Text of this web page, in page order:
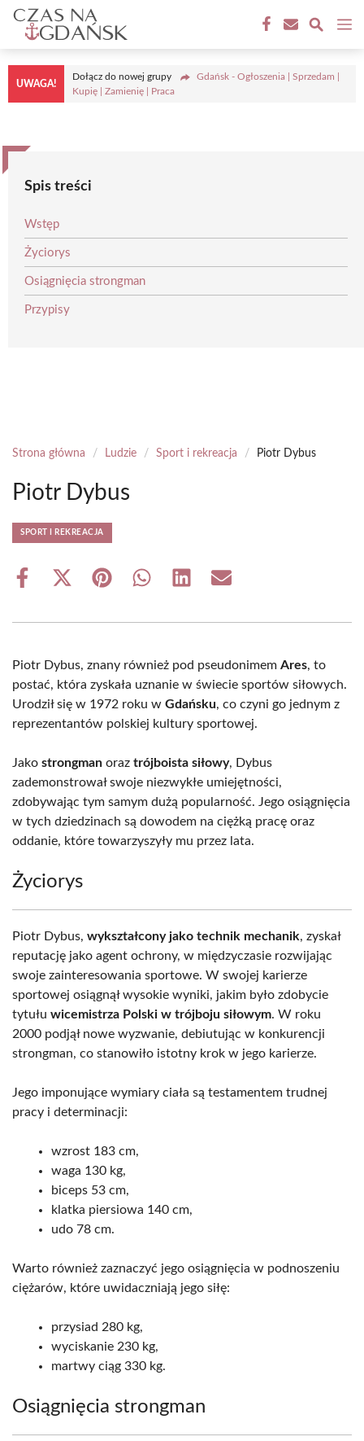
Przejdź
treści
UWAGA!
Dołącz do nowej grupy
Gdańsk - Ogłoszenia | Sprzedam |
Kupię | Zamienię | Praca
Spis treści
Wstęp
Życiorys
Osiągnięcia strongman
Przypisy
Strona główna / Ludzie / Sport i rekreacja / Piotr Dybus
Piotr Dybus
SPORT I REKREACJA
Share
Share
(Twitter)
Share Share Share Share
Piotr Dybus, znany również pod pseudonimem Ares, to
postać, która zyskała uznanie w świecie sportów siłowych.
Urodził się w 1972 roku w Gdańsku, co czyni go jednym z
reprezentantów polskiej kultury sportowej.
Jako strongman oraz trójboista siłowy, Dybus
zademonstrował swoje niezwykłe umiejętności,
zdobywając tym samym dużą popularność. Jego osiągnięcia
w tych dziedzinach są dowodem na ciężką pracę oraz
oddanie, które towarzyszyły mu przez lata.
Życiorys
Piotr Dybus, wykształcony jako technik mechanik, zyskał
reputację jako agent ochrony, w międzyczasie rozwijając
swoje zainteresowania sportowe. W swojej karierze
sportowej osiągnął wysokie wyniki, jakim było zdobycie
tytułu wicemistrza Polski w trójboju siłowym. W roku
2000 podjął nowe wyzwanie, debiutując w konkurencji
strongman, co stanowiło istotny krok w jego karierze.
Jego imponujące wymiary ciała są testamentem trudnej
pracy i determinacji:
wzrost 183 cm,
waga 130 kg,
biceps 53 cm,
klatka piersiowa 140 cm,
udo 78 cm.
Warto również zaznaczyć jego osiągnięcia w podnoszeniu
ciężarów, które uwidaczniają jego siłę:
przysiad 280 kg,
wyciskanie 230 kg,
martwy ciąg 330 kg.
Osiągnięcia strongman